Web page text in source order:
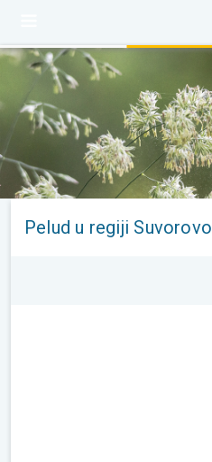
Pelud u regiji Suvorovo